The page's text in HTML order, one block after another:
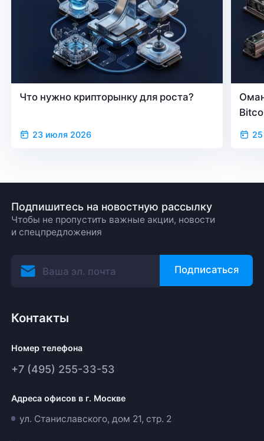
Что нужно крипторынку для роста?
23 июля 2026
Подпишитесь на новостную рассылку
Чтобы не пропустить важные акции, новости
и спецпредложения
Подписаться
Контакты
Номер телефона
+7 (495) 255-33-53
Адреса офисов в г. Москве
ул. Станиславского, дом 21, стр. 2